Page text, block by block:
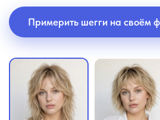
Примерить шегги на своём